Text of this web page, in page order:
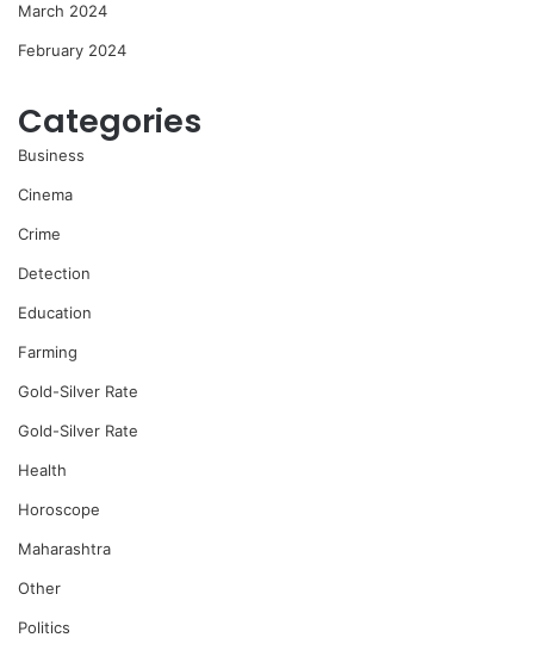
March 2024
February 2024
Categories
Business
Cinema
Crime
Detection
Education
Farming
Gold-Silver Rate
Gold-Silver Rate
Health
Horoscope
Maharashtra
Other
Politics